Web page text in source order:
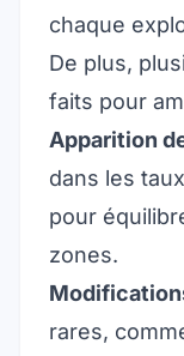
chaque
De plus,
faits pour
Apparition
dans les
pour
zones.
rares,